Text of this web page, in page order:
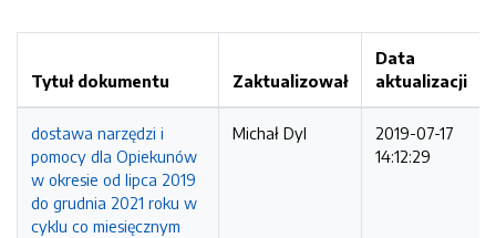
Tytuł dokumentu Zaktualizował
Data
aktualizacji
dostawa narzędzi i
pomocy dla Opiekunów
w okresie od lipca 2019
do grudnia 2021 roku w
cyklu co miesięcznym
Michał Dyl
2019-07-17
14:12:29